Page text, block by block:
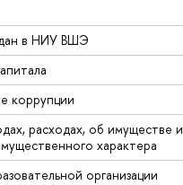
в НИУ ВШЭ
коррупции
расходах, об имуществе и
характера
организации